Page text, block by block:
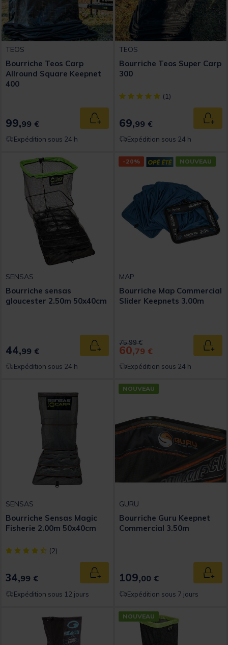
TEOS
Bourriche Teos Carp
Allround Square Keepnet
400
99,99 € Ajouter au panier
Expédition sous 24 h
TEOS
Bourriche Teos Super Carp
300
[object Object] out of 5
(1)
69,99 €
Expédition sous 24 h
SENSAS
Bourriche sensas
gloucester 2.50m 50x40cm
44,99 € Ajouter au panier
Expédition sous 24 h
-20% NOUVEAU
MAP
Bourriche Map Commercial
Slider Keepnets 3.00m
Price reduced from
75,99 €to
60,79 €
Expédition sous 24 h
SENSAS
Bourriche Sensas Magic
Fisherie 2.00m 50x40cm
[object Object] out of 5 Customer Rating
(2)
34,99 € Ajouter au panier
Expédition sous 12 jours
NOUVEAU
GURU
Bourriche Guru Keepnet
Commercial 3.50m
109,00 €
Expédition sous 7 jours
NOUVEAU